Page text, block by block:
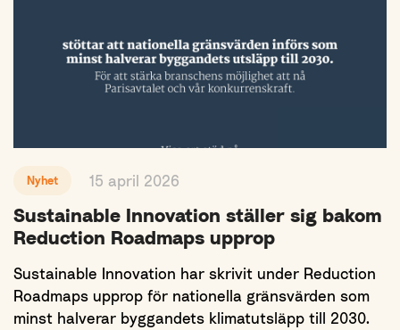
Nyhet 15 april 2026
Sustainable Innovation ställer sig bakom
Reduction Roadmaps upprop
Sustainable Innovation har skrivit under Reduction
Roadmaps upprop för nationella gränsvärden som
minst halverar byggandets klimatutsläpp till 2030.